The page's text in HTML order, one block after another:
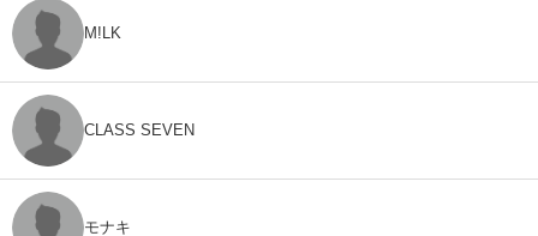
M!LK
CLASS SEVEN
モナキ